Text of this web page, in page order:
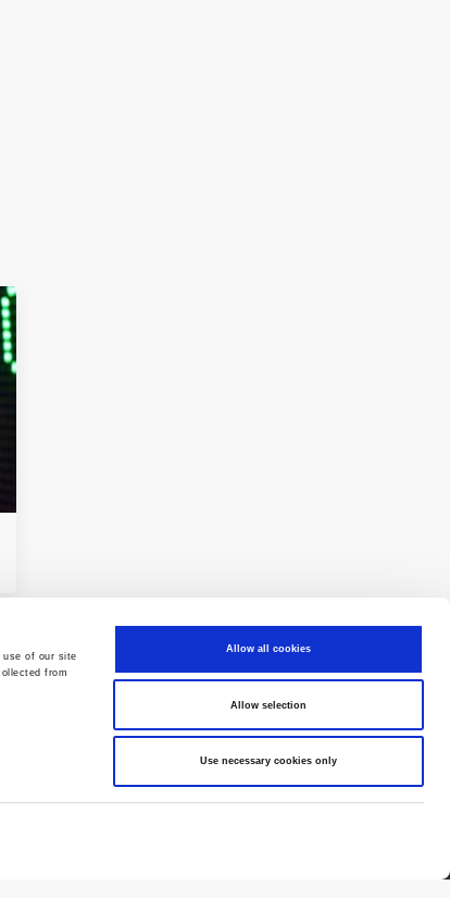
use of our site
from
Allow all cookies
Allow selection
Use necessary cookies only
© 2026 Zagrebačka burza d.d.